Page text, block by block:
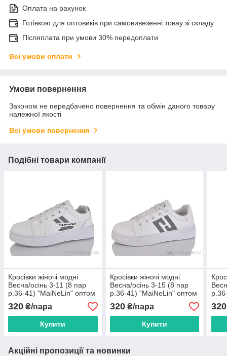
Оплата на рахунок
Готівкою для оптовиків при самовивезенні товау зі складу.
Післяплата при умови 30% передоплати
Всі умови оплати
Умови повернення
Законом не передбачено повернення та обмін даного товару
належної якості
Всі умови повернення
Подібні товари компанії
Кросівки жіночі модні
Весна/осінь 3-11 (8 пар
р.36-41) "MaiNeLin" оптом
від прямого
постачальника
320 ₴/пара
Купити
Кросівки жіночі модні
Весна/осінь 3-15 (8 пар
р.36-41) "MaiNeLin" оптом
від прямого
постачальника
320₴/пара
Купити
від
320
Акційні пропозиції та новинки